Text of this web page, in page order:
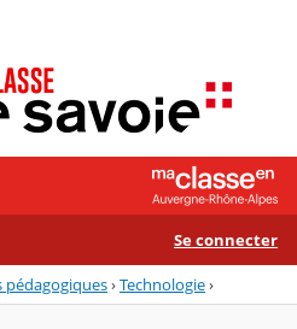
Se connecter
pédagogiques›Technologie›